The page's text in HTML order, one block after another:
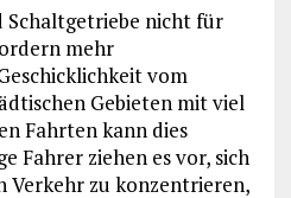
Schaltgetriebe nicht für
mehr
vom
Gebieten mit viel
Fahrten kann dies
Fahrer ziehen es vor, sich
Verkehr zu konzentrieren,